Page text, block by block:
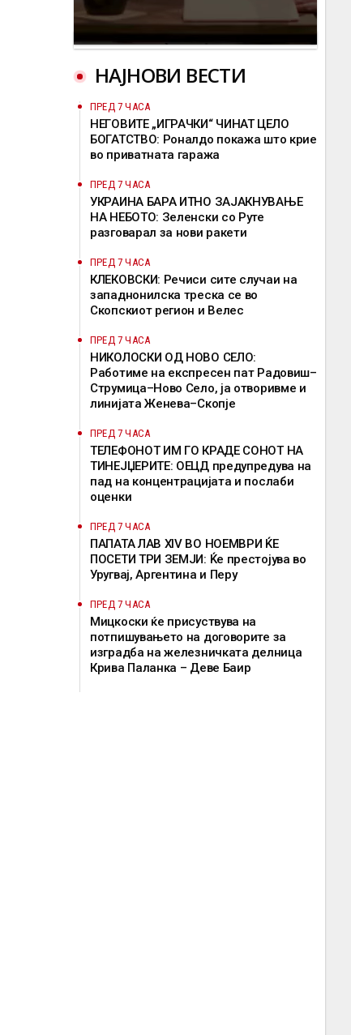
НАЈНОВИ ВЕСТИ
ПРЕД 7 ЧАСА
НЕГОВИТЕ „ИГРАЧКИ“ ЧИНАТ ЦЕЛО
БОГАТСТВО: Роналдо покажа што крие
во приватната гаража
ПРЕД 7 ЧАСА
УКРАИНА БАРА ИТНО ЗАЈАКНУВАЊЕ
НА НЕБОТО: Зеленски со Руте
разговарал за нови ракети
ПРЕД 7 ЧАСА
КЛЕКОВСКИ: Речиси сите случаи на
западнонилска треска се во
Скопскиот регион и Велес
ПРЕД 7 ЧАСА
НИКОЛОСКИ ОД НОВО СЕЛО:
Работиме на експресен пат Радовиш–
Струмица–Ново Село, ја отворивме и
линијата Женева–Скопје
ПРЕД 7 ЧАСА
ТЕЛЕФОНОТ ИМ ГО КРАДЕ СОНОТ НА
ТИНЕЈЏЕРИТЕ: ОЕЦД предупредува на
пад на концентрацијата и послаби
оценки
ПРЕД 7 ЧАСА
ПАПАТА ЛАВ XIV ВО НОЕМВРИ ЌЕ
ПОСЕТИ ТРИ ЗЕМЈИ: Ќе престојува во
Уругвај, Аргентина и Перу
ПРЕД 7 ЧАСА
Мицкоски ќе присуствува на
потпишувањето на договорите за
изградба на железничката делница
Крива Паланка – Деве Баир